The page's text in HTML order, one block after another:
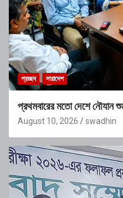
প্রচ্ছদ সারাদেশ
প্রথমবারের মতো দেশে নৌযান
August 10, 2026 swadhin